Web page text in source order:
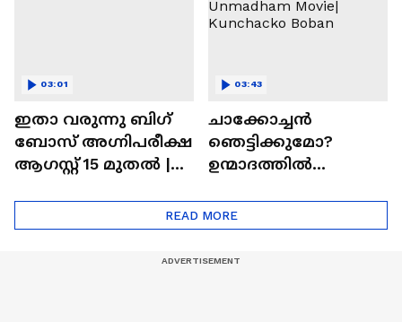
ഇതാ വരുന്നു ബിഗ്
ബോസ് അഗ്നിപരീക്ഷ
ആഗസ്റ്റ് 15 മുതൽ |
03:01
ചാക്കോച്ചന്‍
ഞെട്ടിക്കുമോ?
ഉന്മാദത്തിൽ
ന്ത്?| Unmadham
Movie| Kunchacko
03:43
READ MORE